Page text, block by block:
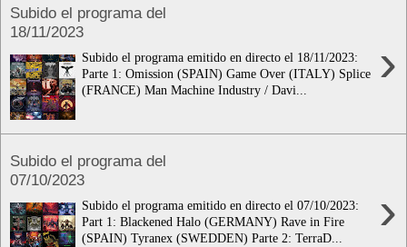
Subido el programa del
18/11/2023
›
Subido el programa emitido en directo el 18/11/2023:
Parte 1: Omission (SPAIN) Game Over (ITALY) Splice
(FRANCE) Man Machine Industry / Davi...
Subido el programa del
07/10/2023
›
Subido el programa emitido en directo el 07/10/2023:
Part 1: Blackened Halo (GERMANY) Rave in Fire
(SPAIN) Tyranex (SWEDDEN) Parte 2: TerraD...